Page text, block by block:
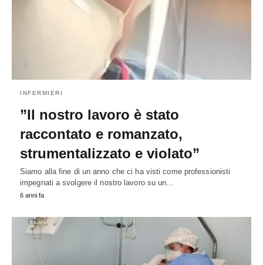
INFERMIERI
”Il nostro lavoro è stato
raccontato e romanzato,
strumentalizzato e violato”
Siamo alla fine di un anno che ci ha visti come professionisti
impegnati a svolgere il nostro lavoro su un…
6 anni fa